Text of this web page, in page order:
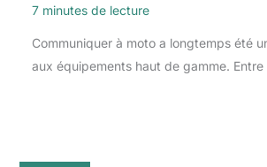
7 minutes de lecture
Communiquer à moto a longtemps été
aux équipements haut de gamme. Entre